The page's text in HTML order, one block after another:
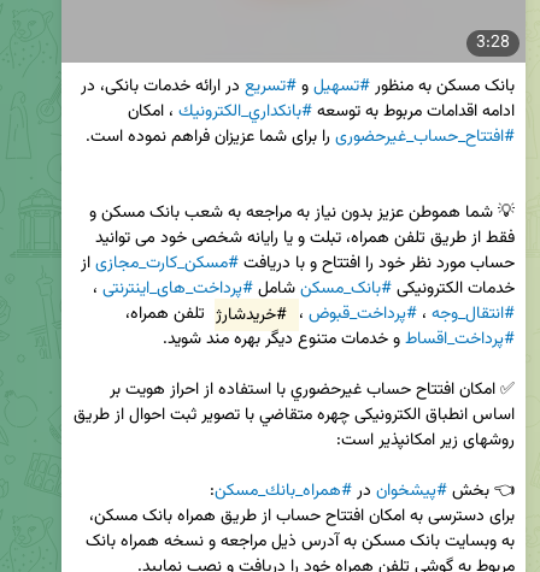
3:28
بانک مسکن به منظور #تسهیل و #تسریع
ادامه اقدامات مربوط به توسعه #بانكداري_الكترونيك ، امکان
#افتتاح_حساب_غیرحضوری
حساب مورد نظر خود را افتتاح و با دریافت #مسکن_کارت_مجازی
خدمات الکترونیکی #بانک_مسکن شامل #پرداخت_های_اینترنتی ،
#انتقال_وجه ، #پرداخت_قبوض ، #خریدشارژ تلفن همراه،
#پرداخت_اقساط
👈 بخش #پيشخوان در #همراه‌_بانك_مسکن